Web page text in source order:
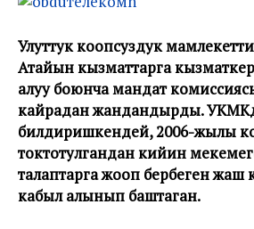
Улуттук коопсуздук
Атайын кызматтарга
алуу боюнча мандат
кайрадан жандандырды.
билдиришкендей, 2006-жылы
токтотулгандан кийин
талаптарга жооп бербеген жаш
кабыл алынып баштаган.